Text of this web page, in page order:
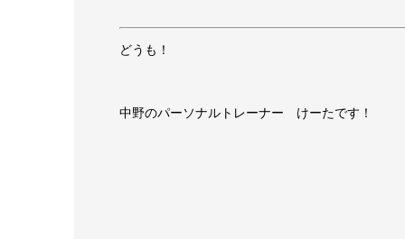
どうも！
中野のパーソナルトレーナー けーたです！